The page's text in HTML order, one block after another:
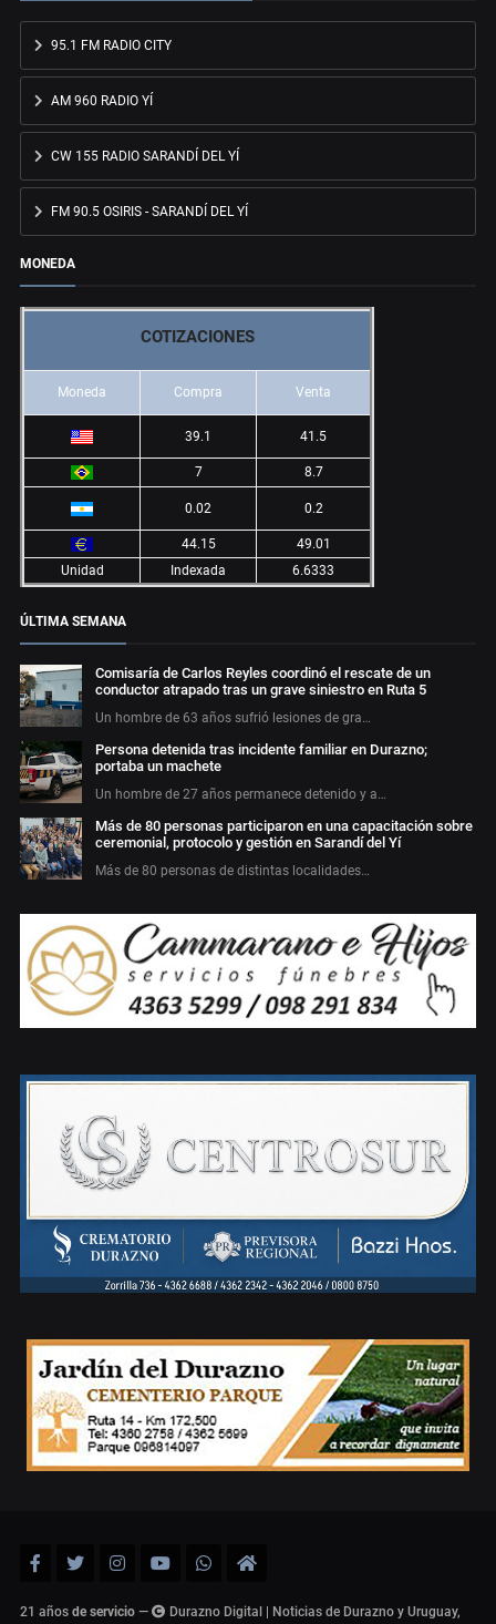
95.1 FM RADIO CITY
AM 960 RADIO YÍ
CW 155 RADIO SARANDÍ DEL YÍ
FM 90.5 OSIRIS - SARANDÍ DEL YÍ
MONEDA
COTIZACIONES
Moneda Compra Venta
39.1 41.5
7 8.7
0.02 0.2
44.15
49.01
Unidad
Indexada 6.6333
ÚLTIMA SEMANA
Comisaría de Carlos Reyles coordinó el rescate de un
conductor atrapado tras un grave siniestro en Ruta 5
Un hombre de 63 años sufrió lesiones de gra…
Persona detenida tras incidente familiar en Durazno;
portaba un machete
Un hombre de 27 años permanece detenido y a…
Más de 80 personas participaron en una capacitación sobre
ceremonial, protocolo y gestión en Sarandí del Yí
Más de 80 personas de distintas localidades…
21 años de servicio — Durazno Digital | Noticias de Durazno y Uruguay,